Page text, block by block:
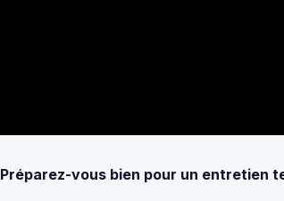
Préparez-vous bien pour un entretien